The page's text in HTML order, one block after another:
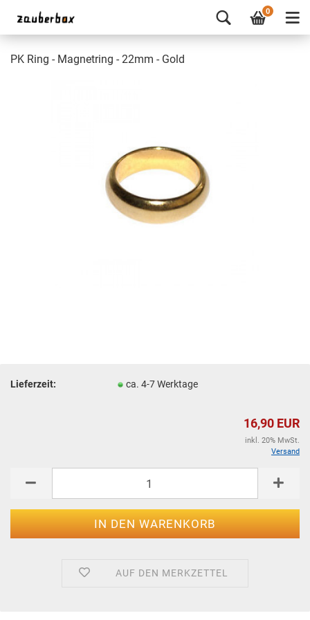
0
PK Ring - Magnetring - 22mm - Gold
Lieferzeit: ca. 4-7 Werktage
16,90 EUR
inkl. 20% MwSt.
Versand
AUF DEN MERKZETTEL